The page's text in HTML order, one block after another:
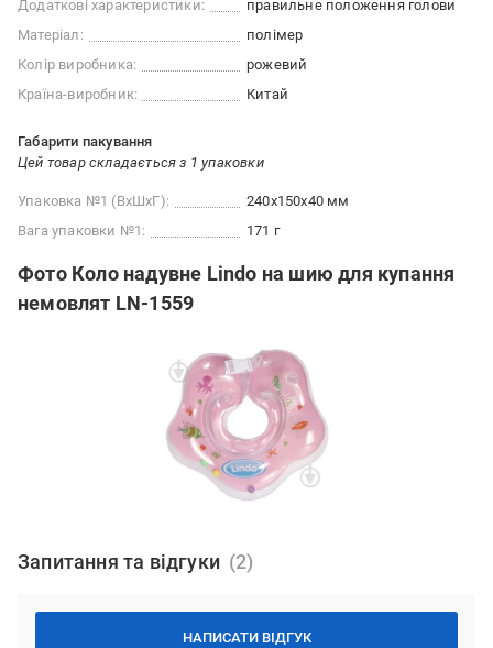
Додаткові характеристики:
правильне положення голови
Матеріал:
полімер
Колір виробника:
рожевий
Країна-виробник:
Китай
Габарити пакування
Цей товар складається з 1 упаковки
Упаковка №1 (ВхШхГ):
240x150x40 мм
Вага упаковки №1:
171 г
Фото Коло надувне Lindo на шию для купання
немовлят LN-1559
Запитання та відгуки
НАПИСАТИ ВІДГУК